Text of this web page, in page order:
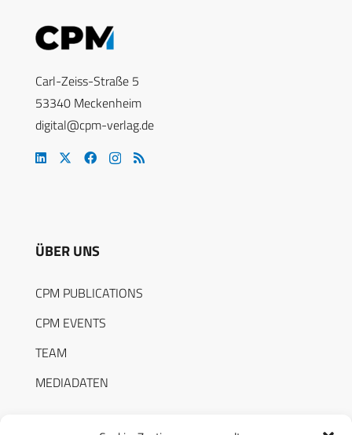
Carl-Zeiss-Straße 5
53340 Meckenheim
digital@cpm-verlag.de
ÜBER UNS
CPM PUBLICATIONS
CPM EVENTS
TEAM
MEDIADATEN